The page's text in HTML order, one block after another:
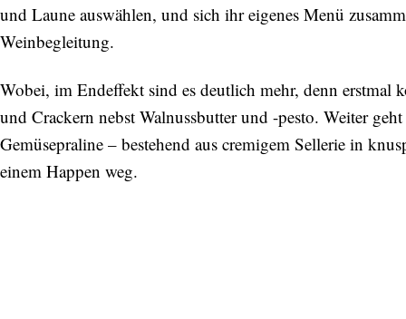
und Laune auswählen, und sich ihr eigenes Menü
Weinbegleitung.
Wobei, im Endeffekt sind es deutlich mehr, denn
und Crackern nebst Walnussbutter und -pesto. Weiter
Gemüsepraline – bestehend aus cremigem Sellerie in
einem Happen weg.